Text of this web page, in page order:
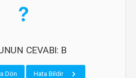
CEVABI: B
Dön Hata Bildir